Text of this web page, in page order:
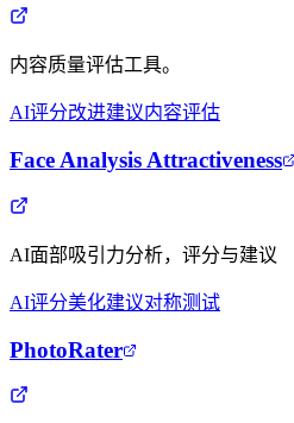
内容质量评估工具。
AI评分改进建议内容评估
Face Analysis Attractiveness
AI面部吸引力分析，评分与建议
AI评分美化建议对称测试
PhotoRater